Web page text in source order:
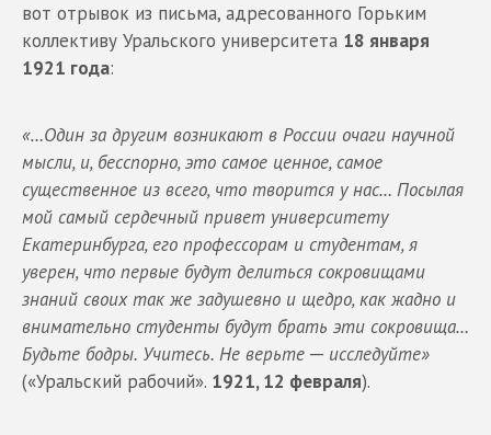
вот отрывок из письма, адресованного Горьким
коллективу Уральского университета 18 января
1921 года:
«…Один за другим возникают в России очаги научной
мысли, и, бесспорно, это самое ценное, самое
существенное из всего, что творится у нас… Посылая
мой самый сердечный привет университету
Екатеринбурга, его профессорам и студентам, я
уверен, что первые будут делиться сокровищами
знаний своих так же задушевно и щедро, как жадно и
внимательно студенты будут брать эти сокровища…
Будьте бодры. Учитесь. Не верьте ─ исследуйте»
(«Уральский рабочий». 1921, 12 февраля).